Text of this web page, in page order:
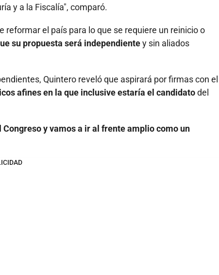
y a la Fiscalía", comparó.
reformar el país para lo que se requiere un reinicio o
su propuesta será independientey sin aliados
Quintero reveló que aspirará por firmas con el
afines en la que inclusive estaría el candidatodel
y vamos a ir al frente amplio como un